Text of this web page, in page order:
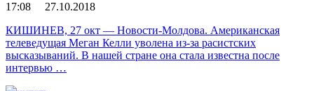
17:08 27.10.2018
КИШИНЕВ, 27 окт — Новости-Молдова. Американская
телеведущая Меган Келли уволена из-за расистских
высказываний. В нашей стране она стала известна после
интервью …